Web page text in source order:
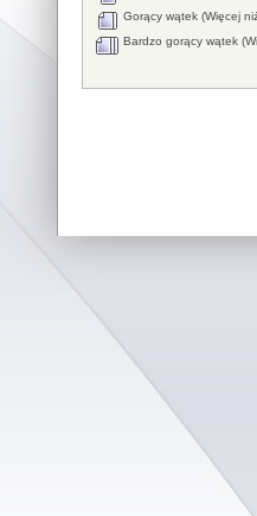
Gorący wątek (Więcej
Bardzo gorący wątek